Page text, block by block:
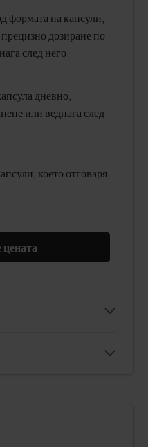
формата на капсули,
дозиране по
след него.
дневно,
или веднага след
което отговаря